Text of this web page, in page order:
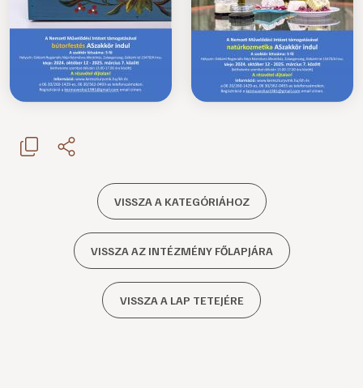
VISSZA A KATEGÓRIÁHOZ
VISSZA AZ INTÉZMÉNY FŐLAPJÁRA
VISSZA A LAP TETEJÉRE